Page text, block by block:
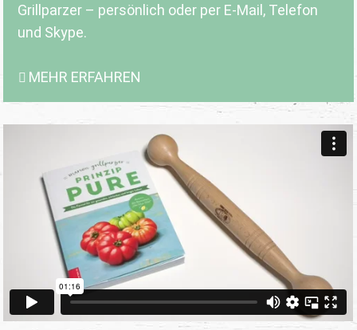
Grillparzer – persönlich oder per E-Mail, Telefon
und Skype.
MEHR ERFAHREN